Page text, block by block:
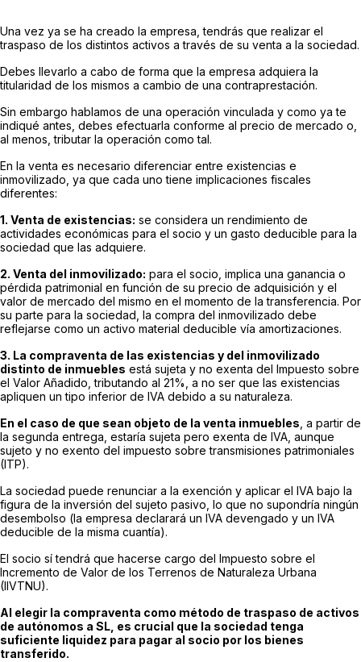
Una vez ya se ha creado la empresa, tendrás que realizar el
traspaso de los distintos activos a través de su venta a la sociedad.
Debes llevarlo a cabo de forma que la empresa adquiera la
titularidad de los mismos a cambio de una contraprestación.
Sin embargo hablamos de una operación vinculada y como ya te
indiqué antes, debes efectuarla conforme al precio de mercado o,
al menos, tributar la operación como tal.
En la venta es necesario diferenciar entre existencias e
inmovilizado, ya que cada uno tiene implicaciones fiscales
diferentes:
1. Venta de existencias: se considera un rendimiento de
actividades económicas para el socio y un gasto deducible para la
sociedad que las adquiere.
2. Venta del inmovilizado: para el socio, implica una ganancia o
pérdida patrimonial en función de su precio de adquisición y el
valor de mercado del mismo en el momento de la transferencia. Por
su parte para la sociedad, la compra del inmovilizado debe
reflejarse como un activo material deducible vía amortizaciones.
3. La compraventa de las existencias y del inmovilizado
distinto de inmuebles está sujeta y no exenta del Impuesto sobre
el Valor Añadido, tributando al 21%, a no ser que las existencias
apliquen un tipo inferior de IVA debido a su naturaleza.
En el caso de que sean objeto de la venta inmuebles , a partir de
la segunda entrega, estaría sujeta pero exenta de IVA, aunque
sujeto y no exento del impuesto sobre transmisiones patrimoniales
(ITP).
La sociedad puede renunciar a la exención y aplicar el IVA bajo la
figura de la inversión del sujeto pasivo, lo que no supondría ningún
desembolso (la empresa declarará un IVA devengado y un IVA
deducible de la misma cuantía).
El socio sí tendrá que hacerse cargo del Impuesto sobre el
Incremento de Valor de los Terrenos de Naturaleza Urbana
(IIVTNU).
Al elegir la compraventa como método de traspaso de activos
de autónomos a SL, es crucial que la sociedad tenga
suficiente liquidez para pagar al socio por los bienes
transferido.